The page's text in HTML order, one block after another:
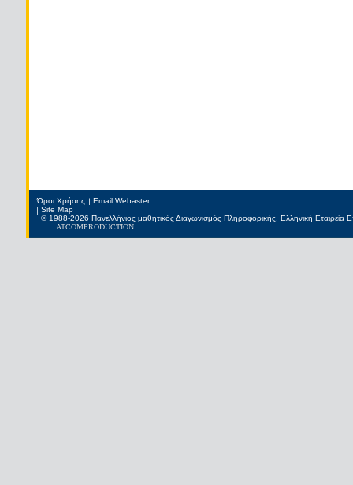
Όροι Χρήσης
Email Webaster
Site Map
© 1988-2026 Πανελλήνιος μαθητικός Διαγωνισμός Πληροφορικής, Ελληνική
ATCOMPRODUCTION